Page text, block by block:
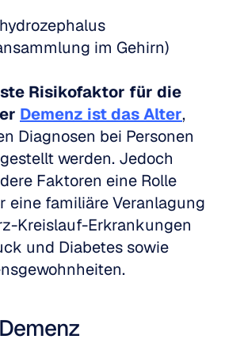
im Gehirn)
Risikofaktor für die
Demenz ist das Alter,
Diagnosen bei Personen
werden. Jedoch
Faktoren eine Rolle
eine familiäre Veranlagung
Kreislauf-Erkrankungen
und Diabetes sowie